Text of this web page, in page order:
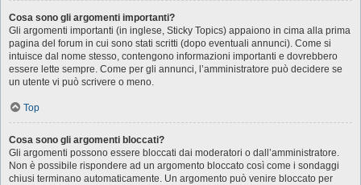
Cosa sono gli argomenti importanti?
Gli argomenti importanti (in inglese, Sticky Topics) appaiono in cima alla prima
pagina del forum in cui sono stati scritti (dopo eventuali annunci). Come si
intuisce dal nome stesso, contengono informazioni importanti e dovrebbero
essere lette sempre. Come per gli annunci, l’amministratore può decidere se
un utente vi può scrivere o meno.
Top
Cosa sono gli argomenti bloccati?
Gli argomenti possono essere bloccati dai moderatori o dall’amministratore.
Non è possibile rispondere ad un argomento bloccato così come i sondaggi
chiusi terminano automaticamente. Un argomento può venire bloccato per